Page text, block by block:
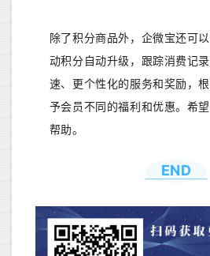
除了积分商品外，企微宝还可
动积分自动升级，跟踪消费记
速、更个性化的服务和奖励，
予会员不同的福利和优惠。希
帮助。
END